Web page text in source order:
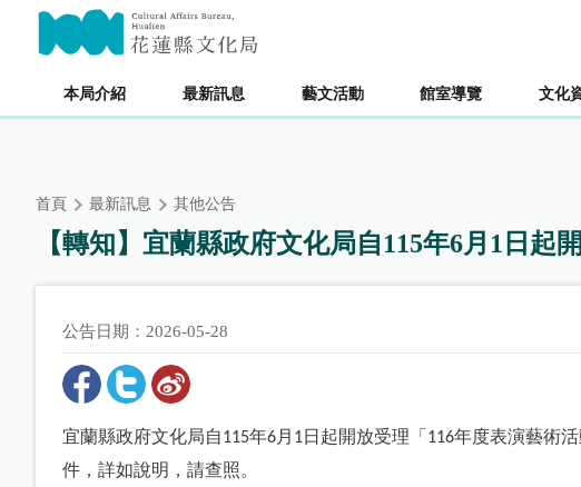
內
本局介紹 最新訊息 藝文活動 館室導覽 文化
主要內容區塊
首頁 最新訊息 其他公告
【轉知】宜蘭縣政府文化局自115年6月1日起
公告日期：2026-05-28
宜蘭縣政府文化局自115年6月 1日起開放受理「 116年度表演藝術
件，詳如說明，請查照。